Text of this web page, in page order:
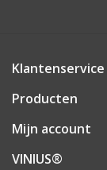
Klantenservice
Producten
Mijn account
VINIUS®